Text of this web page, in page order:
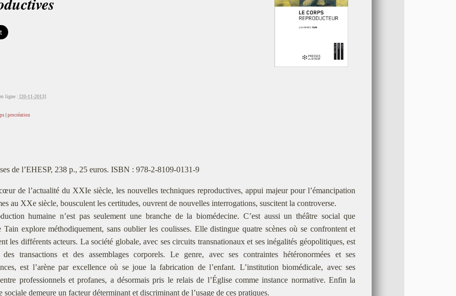
ligne : [20-11-2013]
| procréation
de l’EHESP, 238 p., 25 euros. ISBN : 978-2-8109-0131-9
de l’actualité du XXIe siècle, les nouvelles techniques reproductives, appui majeur pour l’émancipation
au XXe siècle, bousculent les certitudes, ouvrent de nouvelles interrogations, suscitent la controverse.
humaine n’est pas seulement une branche de la biomédecine. C’est aussi un théâtre social que
Tain explore méthodiquement, sans oublier les coulisses. Elle distingue quatre scènes où se confrontent et
les différents acteurs. La société globale, avec ses circuits transnationaux et ses inégalités géopolitiques, est
transactions et des assemblages corporels. Le genre, avec ses contraintes hétéronormées et ses
est l’arène par excellence où se joue la fabrication de l’enfant. L’institution biomédicale, avec ses
professionnels et profanes, a désormais pris le relais de l’Église comme instance normative. Enfin la
sociale demeure un facteur déterminant et discriminant de l’usage de ces pratiques.